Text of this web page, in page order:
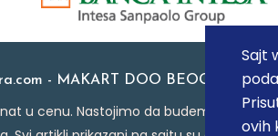
Sajt
ovih
- MAKART DOO BEOGRAD
u cenu. Nastojimo da budemo što